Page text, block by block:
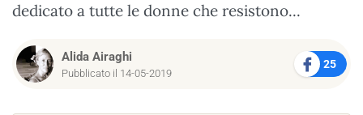
dedicato a tutte le donne che resistono...
Alida Airaghi
Pubblicato il 14-05-2019
25